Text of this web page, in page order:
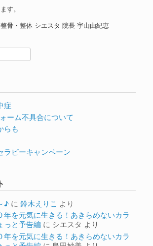
す。
骨・整体 シエスタ 院長 宇山由紀恵
症
ーム不具合について
らも
ラピーキャンペーン
♪に 鈴木えりこ より
年を元気に生きる！あきらめないカラ
っと予告編に シエスタ より
年を元気に生きる！あきらめないカラ